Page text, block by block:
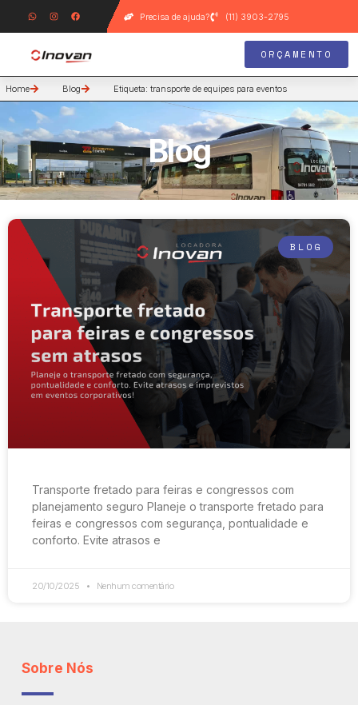
Precisa de ajuda? (11) 3903-2795
ORÇAMENTO
Home Blog Etiqueta: transporte de equipes para eventos
Blog
BLOG
Transporte fretado para feiras e congressos com
planejamento seguro Planeje o transporte fretado para
feiras e congressos com segurança, pontualidade e
conforto. Evite atrasos e
20/10/2025 Nenhum comentário
Sobre Nós